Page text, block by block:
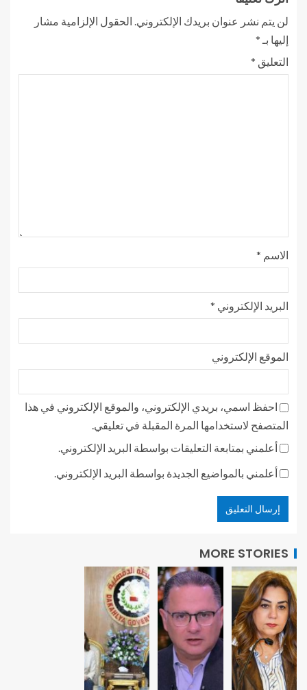
لن يتم نشر عنوان بريدك الإلكتروني. الحقول الإلزامية مشار
إليها بـ *
التعليق *
الاسم *
البريد الإلكتروني *
الموقع الإلكتروني
احفظ اسمي، بريدي الإلكتروني، والموقع الإلكتروني في هذا
المتصفح لاستخدامها المرة المقبلة في تعليقي.
أعلمني بمتابعة التعليقات بواسطة البريد الإلكتروني.
أعلمني بالمواضيع الجديدة بواسطة البريد الإلكتروني.
MORE STORIES